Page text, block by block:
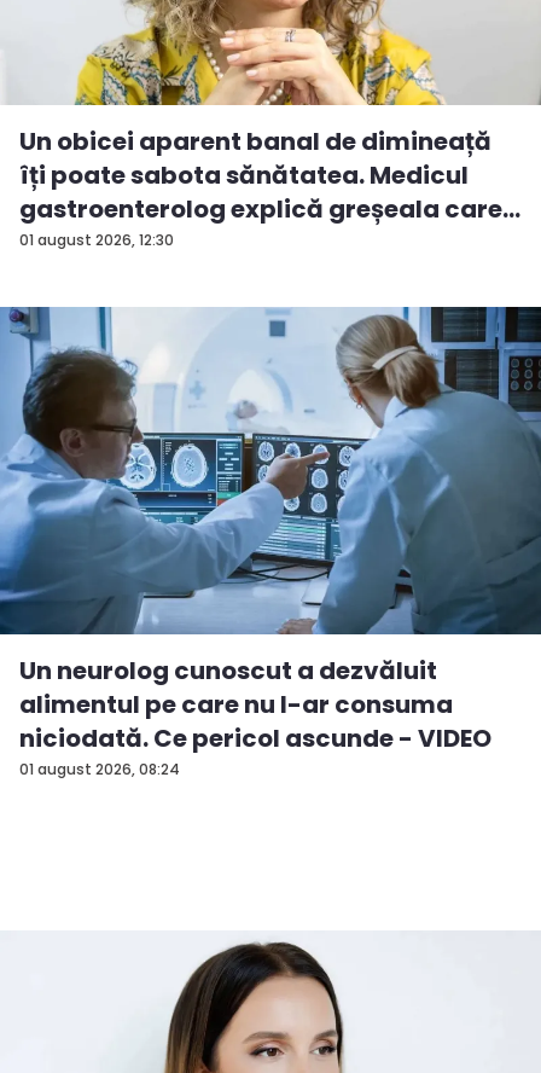
01 august 2026, 12:30
Un obicei aparent banal de dimineață
îți poate sabota sănătatea. Medicul
gastroenterolog explică greșeala care
...
01 august 2026, 08:24
Un neurolog cunoscut a dezvăluit
alimentul pe care nu l-ar consuma
niciodată. Ce pericol ascunde - VIDEO